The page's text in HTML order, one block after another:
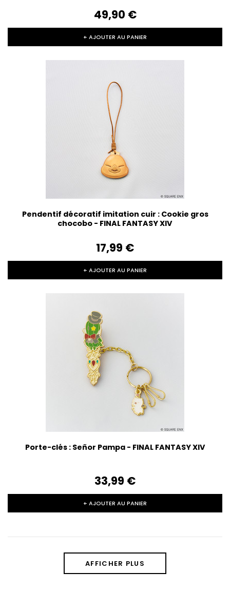
49,90‎ ‎€
+ AJOUTER AU PANIER
Pendentif décoratif imitation cuir : Cookie gros
chocobo - FINAL FANTASY XIV
17,99‎ ‎€
+ AJOUTER AU PANIER
Porte-clés : Señor Pampa - FINAL FANTASY XIV
33,99‎ ‎€
+ AJOUTER AU PANIER
AFFICHER PLUS